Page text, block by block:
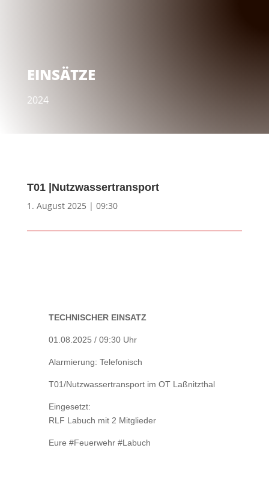
EINSÄTZE
2024
T01 |Nutzwassertransport
1. August 2025 | 09:30
TECHNISCHER EINSATZ
01.08.2025 / 09:30 Uhr
Alarmierung: Telefonisch
T01/Nutzwassertransport im OT Laßnitzthal
Eingesetzt:
RLF Labuch mit 2 Mitglieder
Eure #Feuerwehr #Labuch